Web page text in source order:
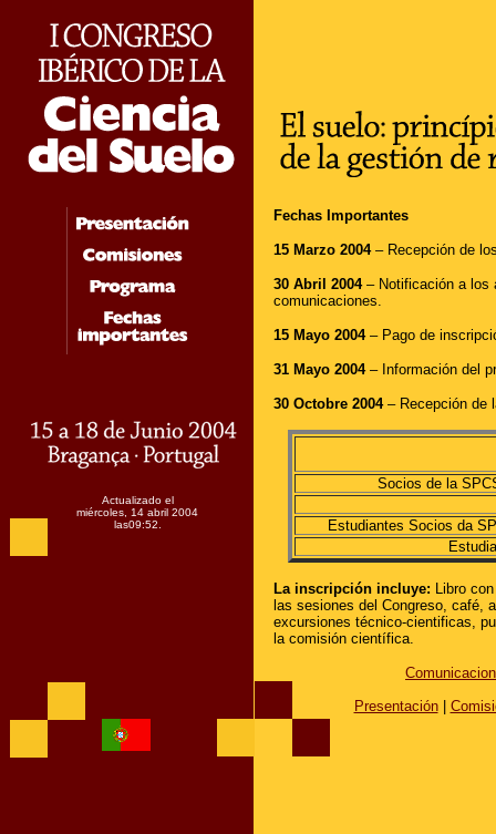
Fechas Importantes
15 Marzo 2004– Recepción de
30 Abril 2004– Notificación a los
comunicaciones.
15 Mayo 2004– Pago de
31 Mayo 2004– Información del
30 Octobre 2004– Recepción de
Socios de la
Estudiantes Socios da
La inscripción incluye: Libro
las sesiones del Congreso, café,
excursiones técnico-cientificas,
la comisión científica.
Actualizado el
miércoles, 14 abril 2004
las09:52
Presentación|